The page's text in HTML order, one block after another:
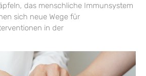
das menschliche Immunsystem
sich neue Wege für
in der